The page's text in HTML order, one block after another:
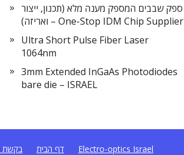
ספק שבבים המספק מענה מלא (תכנון, ייצור
ואריזה) – One-Stop IDM Chip Supplier
Ultra Short Pulse Fiber Laser
1064nm
3mm Extended InGaAs Photodiodes
bare die – ISRAEL
בקשת דף הבית Electro-optics Israel